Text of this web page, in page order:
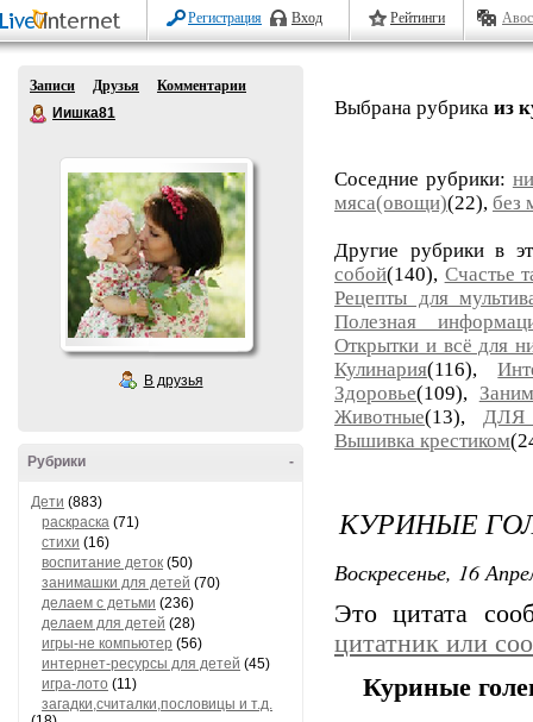
Регистрация Вход Рейтинги
Записи Друзья
Комментарии
Иишка81
В друзья
-
Рубрики
Дети (883)
раскраска (71)
стихи (16)
воспитание деток (50)
занимашки для детей (70)
делаем с детьми (236)
делаем для детей (28)
игры-не компьютер (56)
интернет-ресурсы для детей (45)
игра-лото (11)
загадки,считалки,пословицы и т.д.
Выбрана рубрика из
Соседние рубрики:
мяса(овощи)(22), без
Другие рубрики в
собой(140), Счастье
Рецепты для
Полезная
Открытки и всё для
Кулинария(116),
Здоровье(109),
Животные(13),
Вышивка крестиком
КУРИНЫЕ
Воскресенье, 16
Это цитата
цитатник или
Куриные